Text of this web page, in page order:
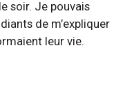
soir. Je pouvais
de m’expliquer
leur vie.